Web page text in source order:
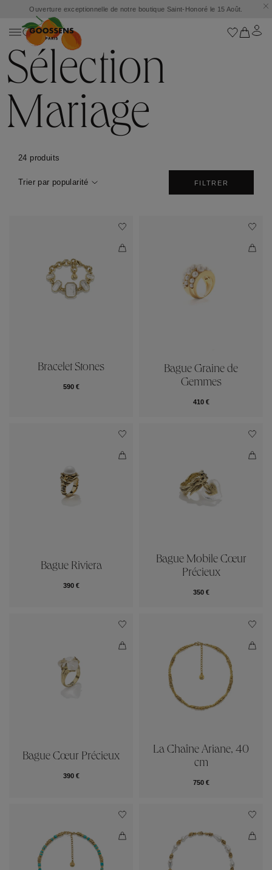
Ouverture exceptionnelle de notre boutique Saint-Honoré le 15 Août.
Sélection
Mariage
24 produits
Trier par popularité FILTRER
Bracelet Stones
590 €
Bague Graine de
Gemmes
410 €
Bague Riviera
390 €
Bague Mobile Cœur
Précieux
350 €
Bague Cœur Précieux
390 €
La Chaîne Ariane, 40
cm
750 €